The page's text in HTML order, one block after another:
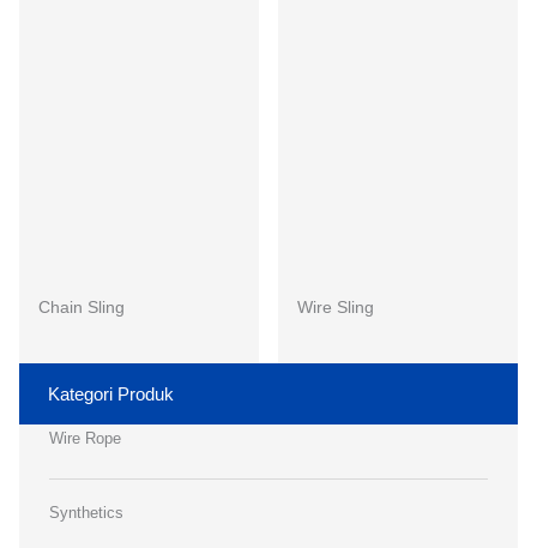
Kategori Produk
Wire Rope
Synthetics
Chain Sling Wire Sling